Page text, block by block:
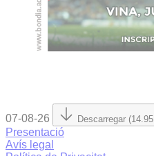
07-08-26 Descarregar
Presentació
Avís legal